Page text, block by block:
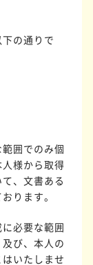
の通りで
囲でのみ個
様から取得
、文書ある
ります。
必要な範囲
び、本人の
いたしませ